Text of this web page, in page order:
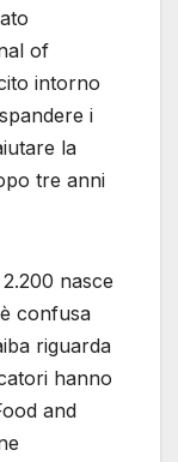
of
intorno
i
la
tre anni
nasce
confusa
riguarda
hanno
and